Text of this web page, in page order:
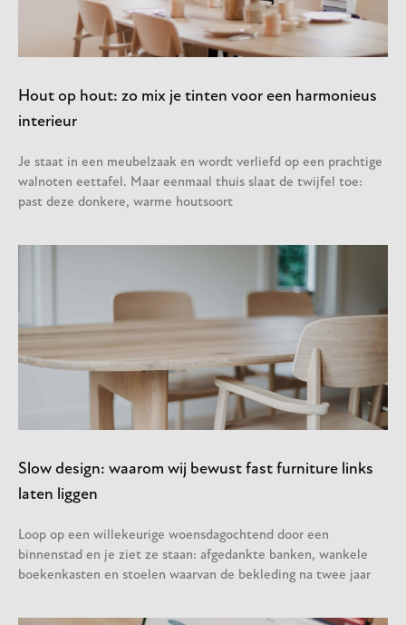
Hout op hout: zo mix je tinten voor een harmonieus
interieur
Je staat in een meubelzaak en wordt verliefd op een prachtige
walnoten eettafel. Maar eenmaal thuis slaat de twijfel toe:
past deze donkere, warme houtsoort
Slow design: waarom wij bewust fast furniture links
laten liggen
Loop op een willekeurige woensdagochtend door een
binnenstad en je ziet ze staan: afgedankte banken, wankele
boekenkasten en stoelen waarvan de bekleding na twee jaar